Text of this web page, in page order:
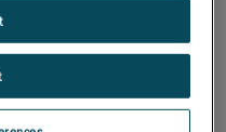
escanear
las mallas, hacer que
podrán omitir los
innecesarios, así como